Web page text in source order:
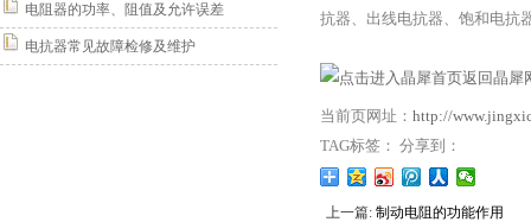
电阻器的功率、阻值及允许误差
电抗器常见故障检修及维护
抗器、出线电抗器、饱和电抗
返回晶犀
当前页网址： http://
TAG标签： 分享到：
上一篇: 制动电阻的功能作用